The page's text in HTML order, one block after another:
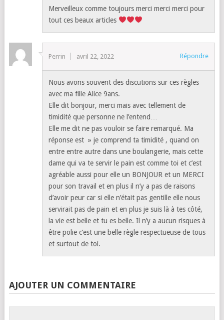
Merveilleux comme toujours merci merci merci pour
tout ces beaux articles
Perrin avril 22, 2022 Répondre
Nous avons souvent des discutions sur ces règles
avec ma fille Alice 9ans.
Elle dit bonjour, merci mais avec tellement de
timidité que personne ne l’entend…
Elle me dit ne pas vouloir se faire remarqué. Ma
réponse est » je comprend ta timidité , quand on
entre entre autre dans une boulangerie, mais cette
dame qui va te servir le pain est comme toi et c’est
agréable aussi pour elle un BONJOUR et un MERCI
pour son travail et en plus il n’y a pas de raisons
d’avoir peur car si elle n’était pas gentille elle nous
servirait pas de pain et en plus je suis là à tes côté,
la vie est belle et tu es belle. Il n’y a aucun risques à
être polie c’est une belle règle respectueuse de tous
et surtout de toi.
AJOUTER UN COMMENTAIRE